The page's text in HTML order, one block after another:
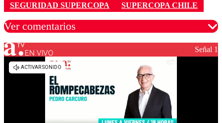
SEGURIDAD SUPERCOPA
SUPERCOPA CHILE
Ver comentarios
Los comentarios son moderados para garantizar un
diálogo respetuoso.
EN VIVO Señal 1